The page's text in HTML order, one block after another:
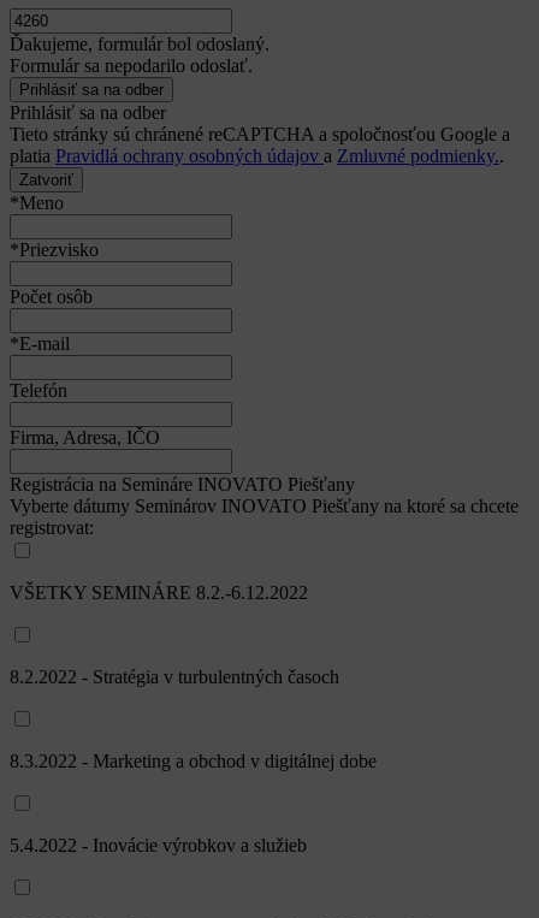
Ďakujeme, formulár bol odoslaný.
Formulár sa nepodarilo odoslať.
Prihlásiť sa na odber
Tieto stránky sú chránené reCAPTCHA a spoločnosťou Google a
platia Pravidlá ochrany osobných údajov a Zmluvné podmienky..
Zatvoriť
*Meno
*Priezvisko
Počet osôb
*E-mail
Telefón
Firma, Adresa, IČO
Registrácia na Semináre INOVATO Piešťany
Vyberte dátumy Seminárov INOVATO Piešťany na ktoré sa chcete
registrovat:
VŠETKY SEMINÁRE 8.2.-6.12.2022
8.2.2022 - Stratégia v turbulentných časoch
8.3.2022 - Marketing a obchod v digitálnej dobe
5.4.2022 - Inovácie výrobkov a služieb